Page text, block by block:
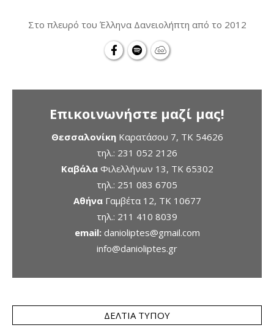
Στο πλευρό του Έλληνα Δανειολήπτη από το 2012
Επικοινωνήστε μαζί μας!
ΘεσσαλονίκηΚαρατάσου 7, TK 54626
τηλ.: 231 052 2126
ΚαβάλαΦιλελλήνων 13, ΤΚ 65302
τηλ.: 251 083 6705
ΑθήναΓαμβέτα 12, ΤΚ 10677
τηλ.: 211 410 8039
email: danioliptes@gmail.com
info@danioliptes.gr
ΔΕΛΤΊΑ ΤΎΠΟΥ